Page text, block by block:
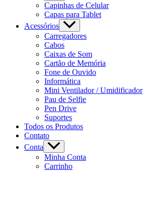
Capinhas de Celular
Capas para Tablet
Acessórios
Carregadores
Cabos
Caixas de Som
Cartão de Memória
Fone de Ouvido
Informática
Mini Ventilador / Umidificador
Pau de Selfie
Pen Drive
Suportes
Todos os Produtos
Contato
Conta
Minha Conta
Carrinho